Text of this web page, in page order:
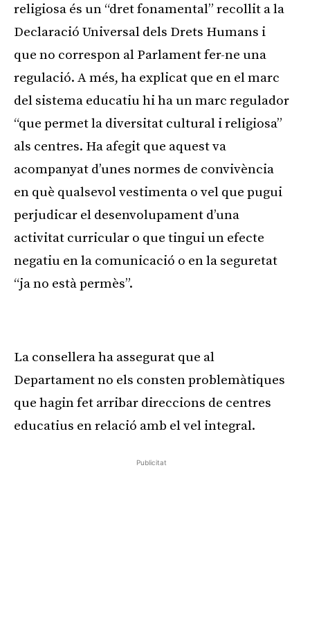
religiosa és un “dret fonamental” recollit a la
Declaració Universal dels Drets Humans i
que no correspon al Parlament fer-ne una
regulació. A més, ha explicat que en el marc
del sistema educatiu hi ha un marc regulador
“que permet la diversitat cultural i religiosa”
als centres. Ha afegit que aquest va
acompanyat d’unes normes de convivència
en què qualsevol vestimenta o vel que pugui
perjudicar el desenvolupament d’una
activitat curricular o que tingui un efecte
negatiu en la comunicació o en la seguretat
“ja no està permès”.
La consellera ha assegurat que al
Departament no els consten problemàtiques
que hagin fet arribar direccions de centres
educatius en relació amb el vel integral.
Publicitat